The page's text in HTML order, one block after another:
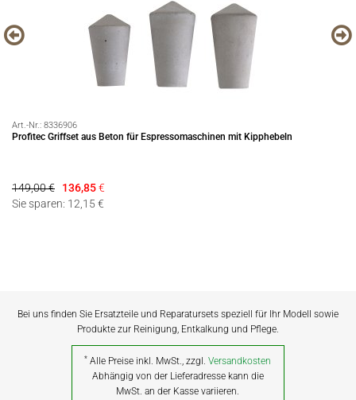
Art.-Nr.: 8336906
Profitec Griffset aus Beton für Espressomaschinen mit Kipphebeln
149,00 € 136,85€
Sie sparen: 12,15 €
Bei uns finden Sie Ersatzteile und Reparatursets speziell für Ihr Modell sowie
Produkte zur Reinigung, Entkalkung und Pflege.
* Alle Preise inkl. MwSt., zzgl.Versandkosten
Abhängig von der Lieferadresse kann die
MwSt. an der Kasse variieren.